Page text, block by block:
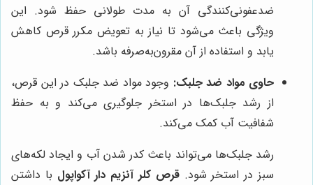
ضدعفونی‌کنندگی آن به مدت طولانی حفظ شود. این
ویژگی باعث می‌شود تا نیاز به تعویض مکرر قرص کاهش
یابد و استفاده از آن مقرون‌به‌صرفه باشد.
حاوی مواد ضد جلبک: وجود مواد ضد جلبک در این قرص،
از رشد جلبک‌ها در استخر جلوگیری می‌کند و به حفظ
شفافیت آب کمک می‌کند.
رشد جلبک‌ها می‌تواند باعث کدر شدن آب و ایجاد لکه‌های
سبز در استخر شود.قرص کلر آنزیم دار آکواپول با داشتن